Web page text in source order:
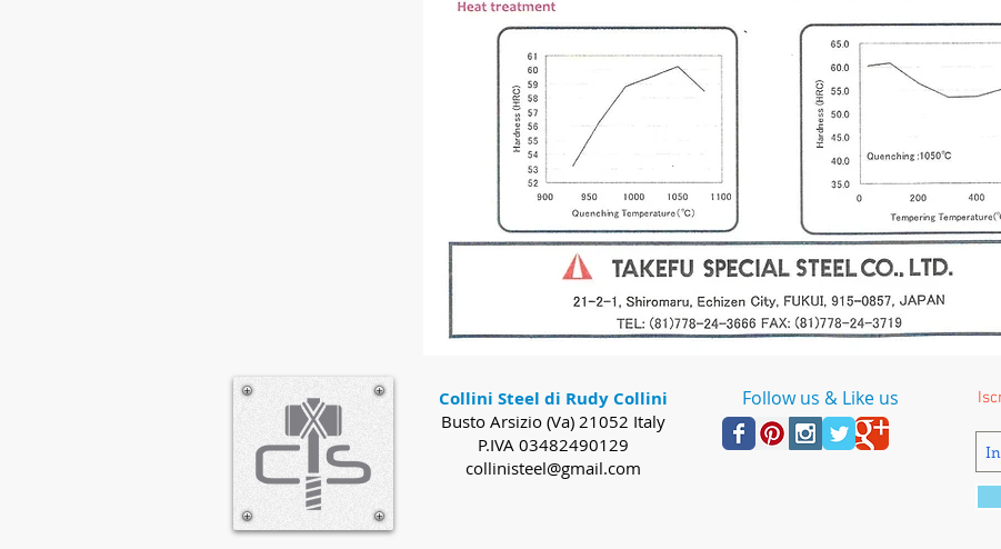
Collini Steel di Rudy Collini
Busto Arsizio (Va) 21052 Italy
P.IVA 03482490129
collinisteel@gmail.com
Follow us & Like us